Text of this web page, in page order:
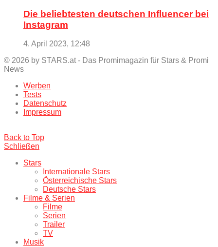
Die beliebtesten deutschen Influencer bei
Instagram
4. April 2023, 12:48
© 2026 by STARS.at - Das Promimagazin für Stars & Promi
News
Werben
Tests
Datenschutz
Impressum
Back to Top
Schließen
Stars
Internationale Stars
Österreichische Stars
Deutsche Stars
Filme & Serien
Filme
Serien
Trailer
TV
Musik